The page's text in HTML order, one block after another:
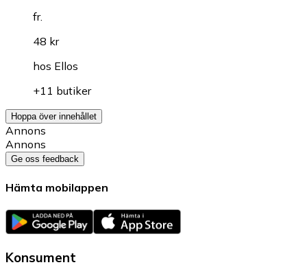
fr.
48 kr
hos Ellos
+11 butiker
Hoppa över innehållet
Annons
Annons
Ge oss feedback
Hämta mobilappen
Konsument